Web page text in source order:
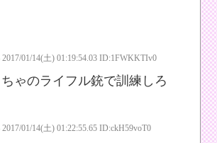
2017/01/14(土) 01:19:54.03 ID:1FWKKTIv0
ゃのライフル銃で訓練しろ
2017/01/14(土) 01:22:55.65 ID:ckH59voT0